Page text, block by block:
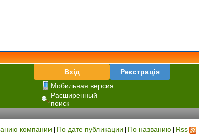
Вхід
Реєстрація
Мобильная версия
Расширенный
поиск
компании По дате публикации По названию Rss